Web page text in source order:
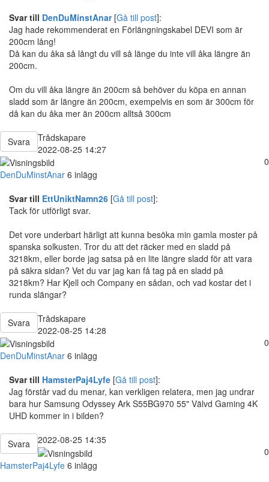
Svar till DenDuMinstAnar[Gå till post]:
Jag hade rekommenderat en Förlängningskabel DEVI som är
200cm lång!
Då kan du åka så långt du vill så länge du inte vill åka längre än
200cm.
Om du vill åka längre än 200cm så behöver du köpa en annan
sladd som är längre än 200cm, exempelvis en som är 300cm för
då kan du åka mer än 200cm alltså 300cm
Svara
Trådskapare
2022-08-25 14:27
0
DenDuMinstAnar 6 inlägg
Svar till EttUniktNamn26 [Gå till post]:
Tack för utförligt svar.
Det vore underbart härligt att kunna besöka min gamla moster på
spanska solkusten. Tror du att det räcker med en sladd på
3218km, eller borde jag satsa på en lite längre sladd för att vara
på säkra sidan? Vet du var jag kan få tag på en sladd på
3218km? Har Kjell och Company en sådan, och vad kostar det i
runda slängar?
Svara
Trådskapare
2022-08-25 14:28
0
DenDuMinstAnar 6 inlägg
Svar till HamsterPaj4Lyfe [Gå till post]:
Jag förstår vad du menar, kan verkligen relatera, men jag undrar
bara hur Samsung Odyssey Ark S55BG970 55" Välvd Gaming 4K
UHD kommer in i bilden?
Svara
2022-08-25 14:35
0
HamsterPaj4Lyfe 6 inlägg